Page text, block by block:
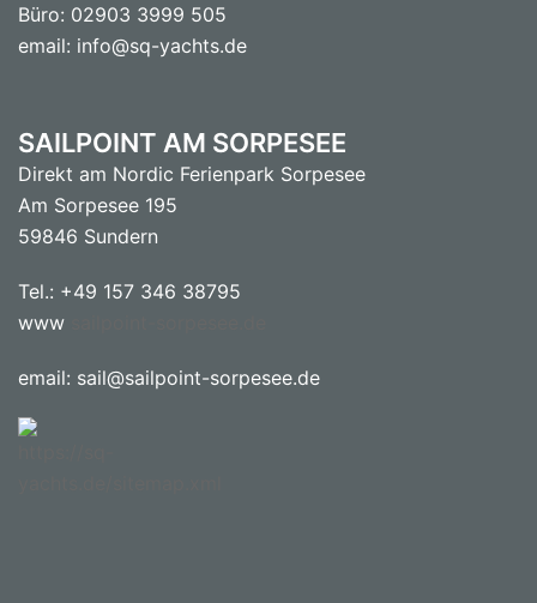
Büro: 02903 3999 505
email: info@sq-yachts.de
SAILPOINT AM SORPESEE
Direkt am Nordic Ferienpark Sorpesee
Am Sorpesee 195
59846 Sundern
Tel.: +49 157 346 38795
www
email: sail@sailpoint-sorpesee.de